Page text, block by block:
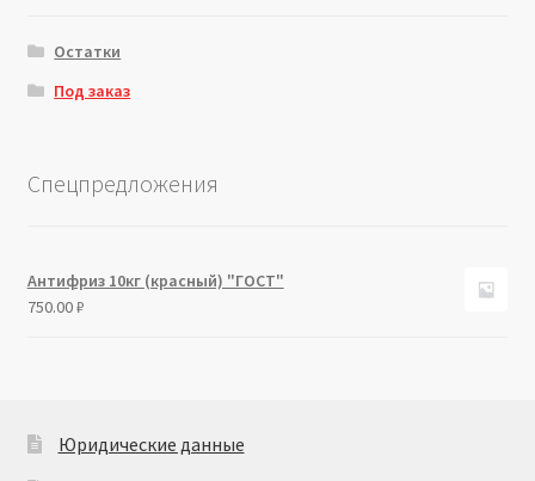
Остатки
Под заказ
Спецпредложения
Антифриз 10кг (красный) "ГОСТ"
750.00₽
Юридические данные